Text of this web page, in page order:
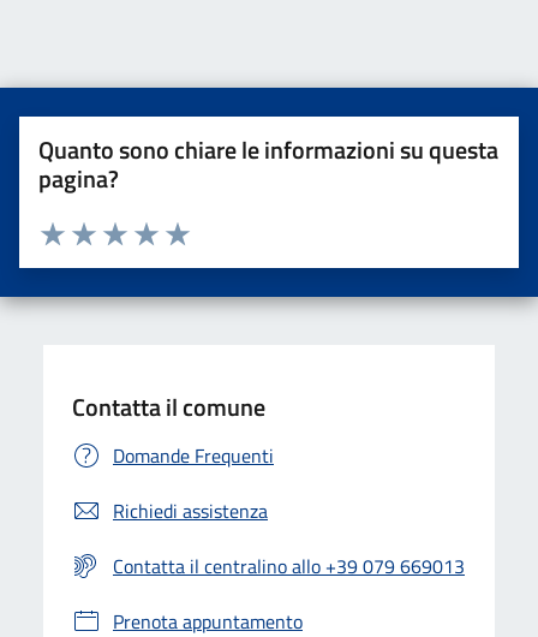
Quanto sono chiare le informazioni su questa
pagina?
Valuta da 1 a 5 stelle la pagina
Valuta 5 stelle su 5
Valuta 4 stelle su 5
Valuta 3 stelle su 5
Valuta 2 stelle su 5
Valuta una stella su 5
Contatta il comune
Domande Frequenti
Richiedi assistenza
Contatta il centralino allo +39 079 669013
Prenota appuntamento